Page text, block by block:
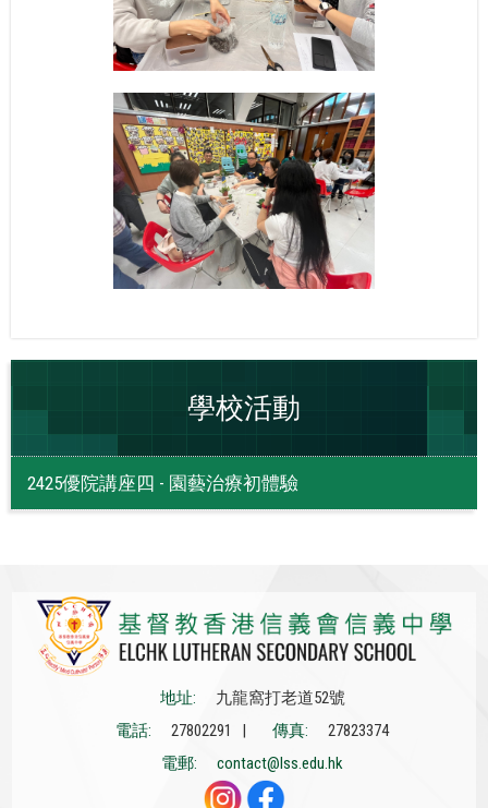
學校活動
2425優院講座四 - 園藝治療初體驗
地址:
九龍窩打老道52號
電話:
27802291 | 傳真:
27823374
電郵:
contact@lss.edu.hk